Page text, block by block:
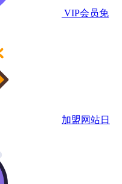
VIP会员免
加盟网站日